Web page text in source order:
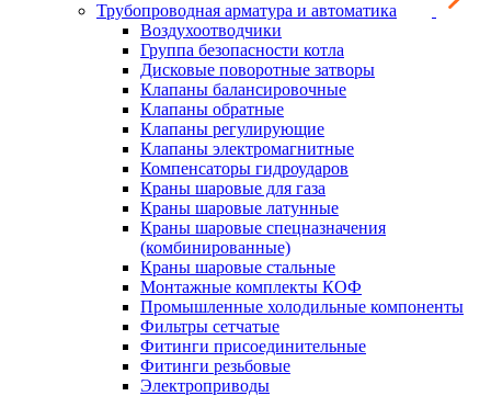
Трубопроводная арматура и автоматика
Воздухоотводчики
Группа безопасности котла
Дисковые поворотные затворы
Клапаны балансировочные
Клапаны обратные
Клапаны регулирующие
Клапаны электромагнитные
Компенсаторы гидроударов
Краны шаровые для газа
Краны шаровые латунные
Краны шаровые спецназначения
(комбинированные)
Краны шаровые стальные
Монтажные комплекты КОФ
Промышленные холодильные компоненты
Фильтры сетчатые
Фитинги присоединительные
Фитинги резьбовые
Электроприводы